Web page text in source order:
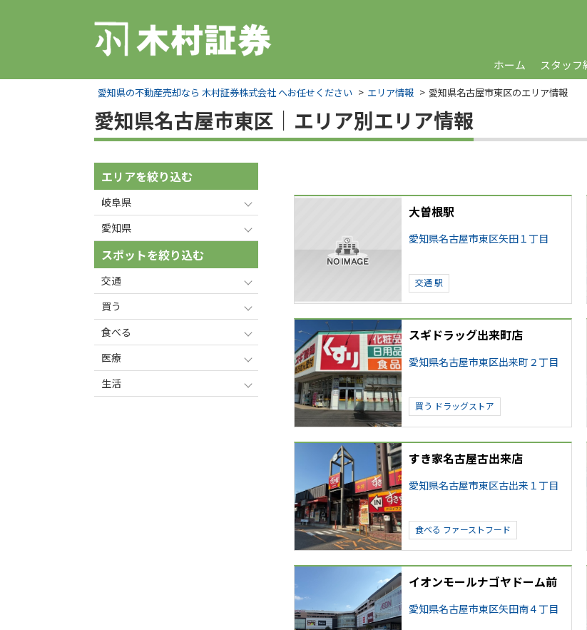
ホーム スタッフ
愛知県の不動産売却なら 木村証券株式会社 へお任せください エリア情報 愛知県名古屋市東区のエリア情報
愛知県名古屋市東区｜エリア別エリア情報
大曽根駅
愛知県名古屋市東区矢田１丁目
交通 駅
スギドラッグ出来町店
愛知県名古屋市東区出来町２丁目
買う ドラッグストア
すき家名古屋古出来店
愛知県名古屋市東区古出来１丁目
食べる ファーストフード
イオンモールナゴヤドーム前
愛知県名古屋市東区矢田南４丁目
エリアを絞り込む
岐阜県
愛知県
スポットを絞り込む
交通
買う
食べる
医療
生活